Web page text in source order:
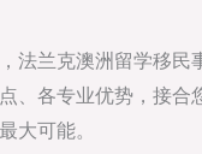
法兰克澳洲留学移
、各专业优势，接合
大可能。